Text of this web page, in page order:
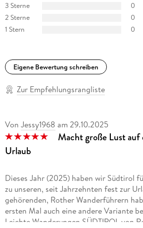
3 Sterne
0
2 Sterne
0
1 Stern
0
Eigene Bewertung schreiben
Zur Empfehlungsrangliste
Von Jessy1968 am 29.10.2025
Macht große Lust auf
Urlaub
Dieses Jahr (2025) haben wir Südtirol
zu unseren, seit Jahrzehnten fest zur
gehörenden, Rother Wanderführern
ersten Mal auch eine andere Variante
Leichte Wanderungen SÜDTIROL von